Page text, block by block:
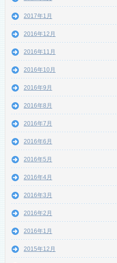
2017年1月
2016年12月
2016年11月
2016年10月
2016年9月
2016年8月
2016年7月
2016年6月
2016年5月
2016年4月
2016年3月
2016年2月
2016年1月
2015年12月